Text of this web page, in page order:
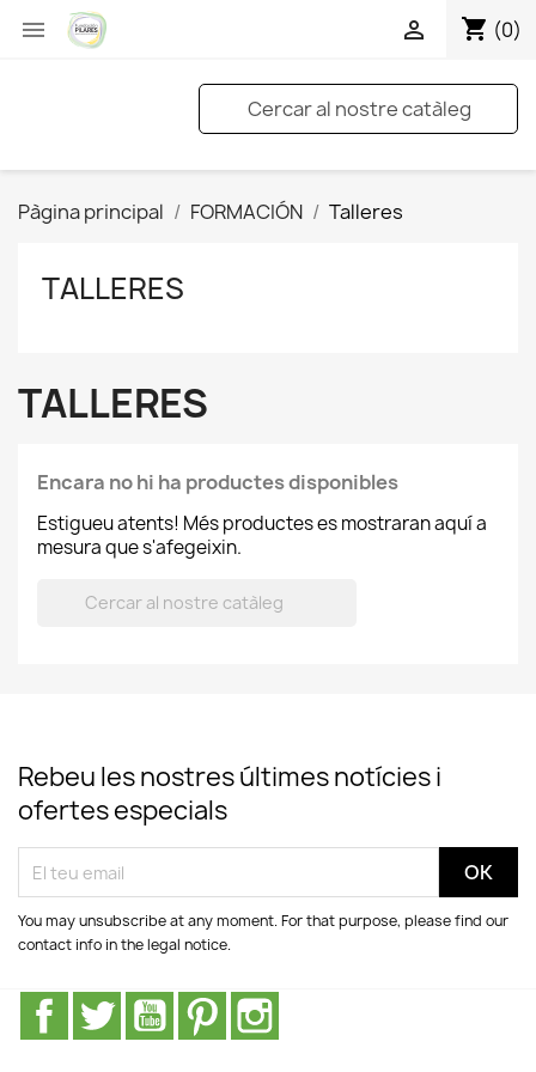
 shopping_cart (0)

Pàgina principal FORMACIÓN Talleres
TALLERES
TALLERES
Encara no hi ha productes disponibles
Estigueu atents! Més productes es mostraran aquí a
mesura que s'afegeixin.
Rebeu les nostres últimes notícies i
ofertes especials
You may unsubscribe at any moment. For that purpose, please find our
contact info in the legal notice.
Facebook
Twitter YouTubePinterest